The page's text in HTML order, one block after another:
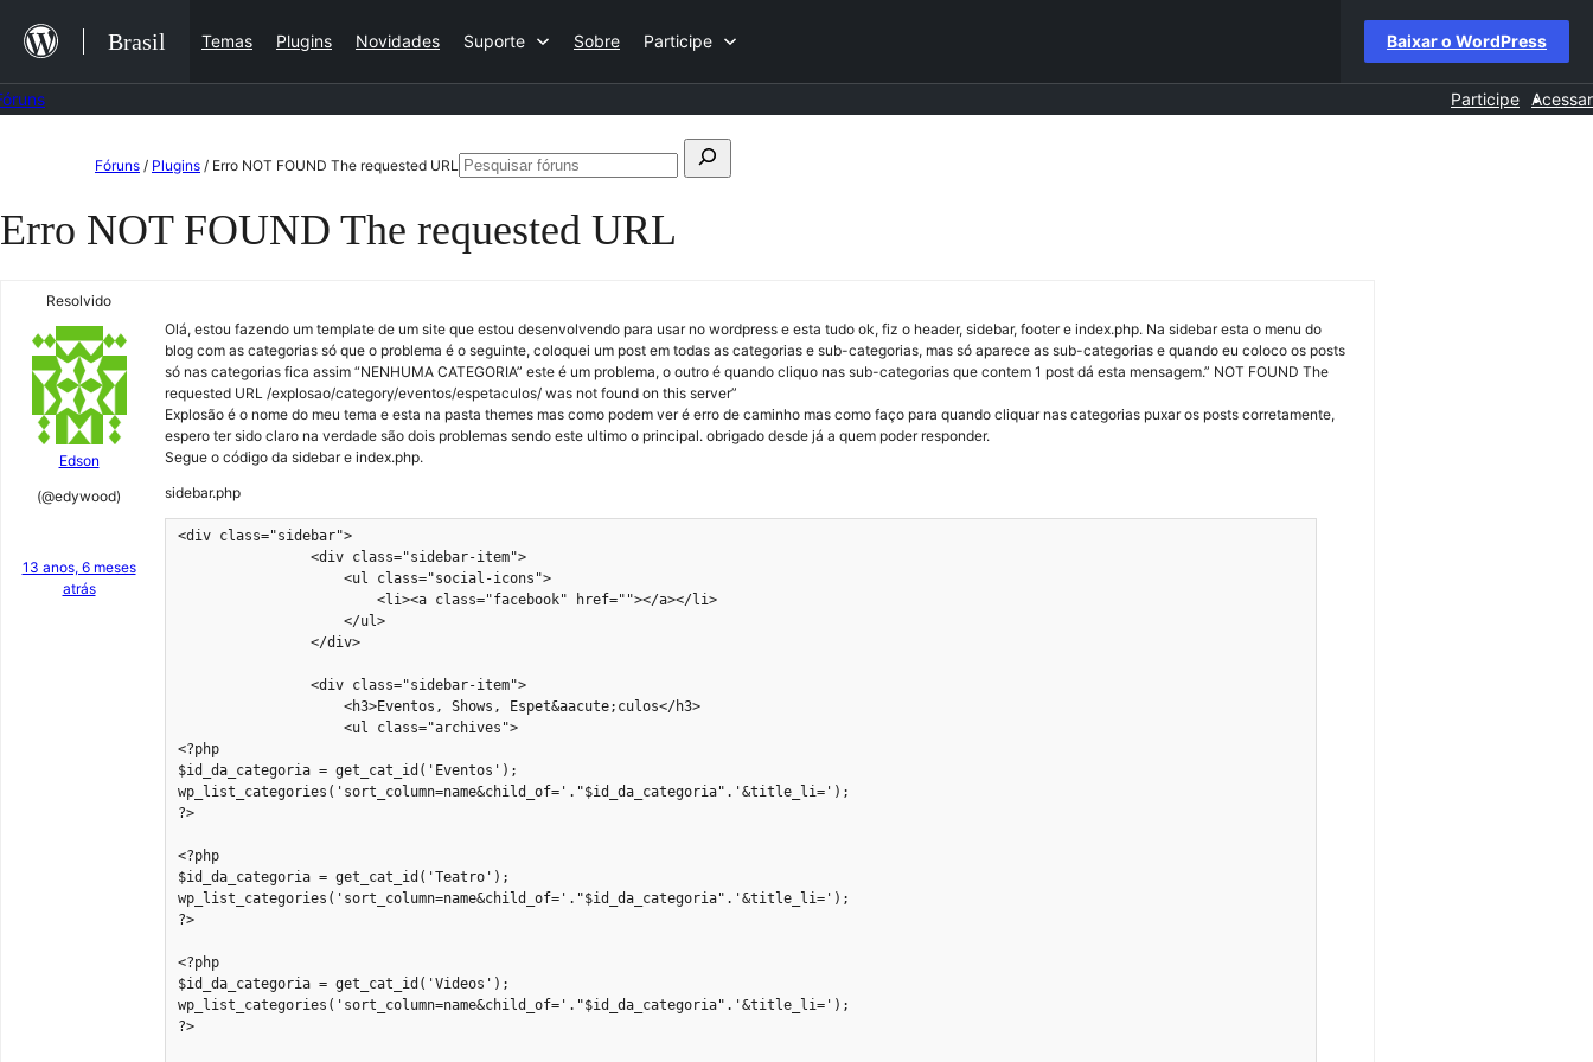
para
o
Brasil Temas Plugins Novidades Suporte Sobre Participe Baixar o WordPress
Participe Acessar
o
Fóruns / Plugins / Erro NOT FOUND The requested URLPesquisar
Pesquisar
Erro NOT FOUND The requested URL
Resolvido
Edson
(@edywood)
13 anos, 6 meses
atrás
Olá, estou fazendo um template de um site que estou desenvolvendo para usar no wordpress e esta tudo ok, fiz o header, sidebar, footer e index.php. Na sidebar esta o menu do
blog com as categorias só que o problema é o seguinte, coloquei um post em todas as categorias e sub-categorias, mas só aparece as sub-categorias e quando eu coloco os posts
só nas categorias fica assim “NENHUMA CATEGORIA” este é um problema, o outro é quando cliquo nas sub-categorias que contem 1 post dá esta mensagem.” NOT FOUND The
requested URL /explosao/category/eventos/espetaculos/ was not found on this server”
Explosão é o nome do meu tema e esta na pasta themes mas como podem ver é erro de caminho mas como faço para quando cliquar nas categorias puxar os posts corretamente,
espero ter sido claro na verdade são dois problemas sendo este ultimo o principal. obrigado desde já a quem poder responder.
Segue o código da sidebar e index.php.
sidebar.php
<div class="sidebar">
                    <ul class="social-icons">
                        <li><a class="facebook" href=""></a></li>
                    </ul>
                </div>
                <div class="sidebar-item">
                    <h3>Eventos, Shows, Espet&aacute;culos</h3>
                    <ul class="archives">
<?php
$id_da_categoria = get_cat_id('Eventos');
wp_list_categories('sort_column=name&child_of='."$id_da_categoria".'&title_li=');
?>
<?php
$id_da_categoria = get_cat_id('Teatro');
wp_list_categories('sort_column=name&child_of='."$id_da_categoria".'&title_li=');
?>
<?php
$id_da_categoria = get_cat_id('Videos');
wp_list_categories('sort_column=name&child_of='."$id_da_categoria".'&title_li=');
?>